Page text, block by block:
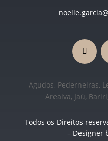
Agudos, Pederneiras,
Arealva, Jaú,
Todos os Direitos
– Designer